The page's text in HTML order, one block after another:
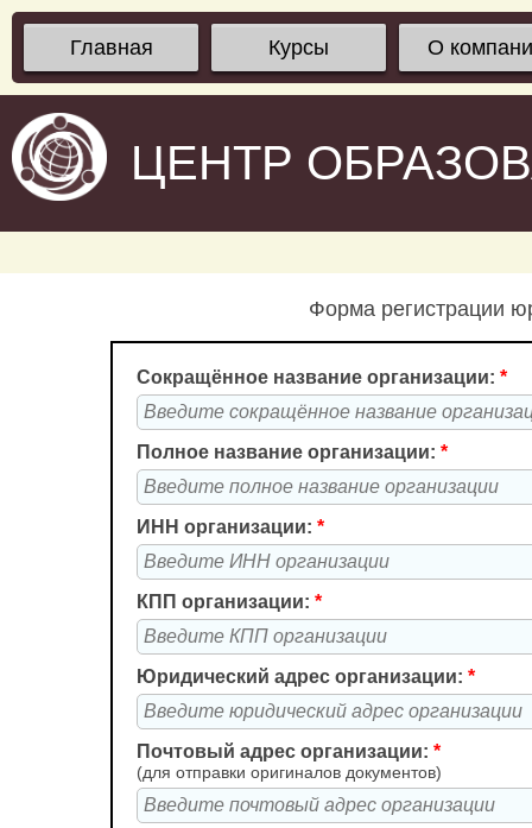
Главная Курсы О
ЦЕНТР
Форма регистрации
Сокращённое название организации: *
Полное название организации: *
ИНН организации: *
КПП организации: *
Юридический адрес организации: *
Почтовый адрес организации: *
(для отправки оригиналов документов)